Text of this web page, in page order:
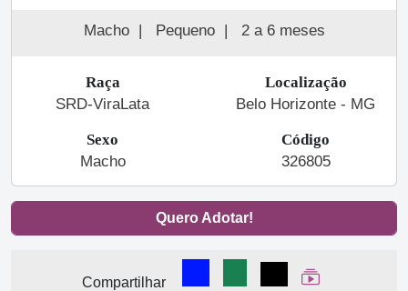
Macho | Pequeno | 2 a 6 meses
Raça
SRD-ViraLata
Localização
Belo Horizonte - MG
Sexo
Macho
Código
326805
Quero Adotar!
Compartilhar
Compartilhar no Facebook
Compartilhar no
Compartilhar
Ver Web Story